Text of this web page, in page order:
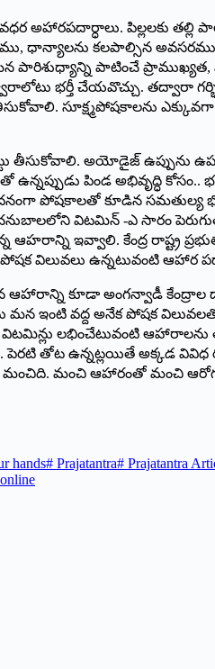
అహారపదార్ధాలు. పిల్లలకు తల్లి
ధాన్యాలను కలపాల్సిన అవసరము
పారిశుధ్యాన్ని పాటించే
భర్తీ చేయవొచ్చు. తద్వారా
సూక్ష్మపోషకాలను
తీసుకోవాలి. అయోడైజ్‌ ఉప్పును
పిండ అభివృద్ధి
అదనంగా పోషకాలతో కూడిన
విటమిన్‌ -ఎ సారం పెరుగుతుంది.
ఇవ్వాలి. కేంద్ర రాష్ట్ర
విలువలు ఉన్నటువంటి ఆహార
ఆహారాన్ని కూడా అంగన్వాడీ
ఇంటి వద్ద అనేక పోషక
లభించేటువంటి
తోట ఉన్నట్లయితే అక్కడ వివిధ
మంచి ఆహారంతో మంచి
hands# Prajatantra# Prajatantra